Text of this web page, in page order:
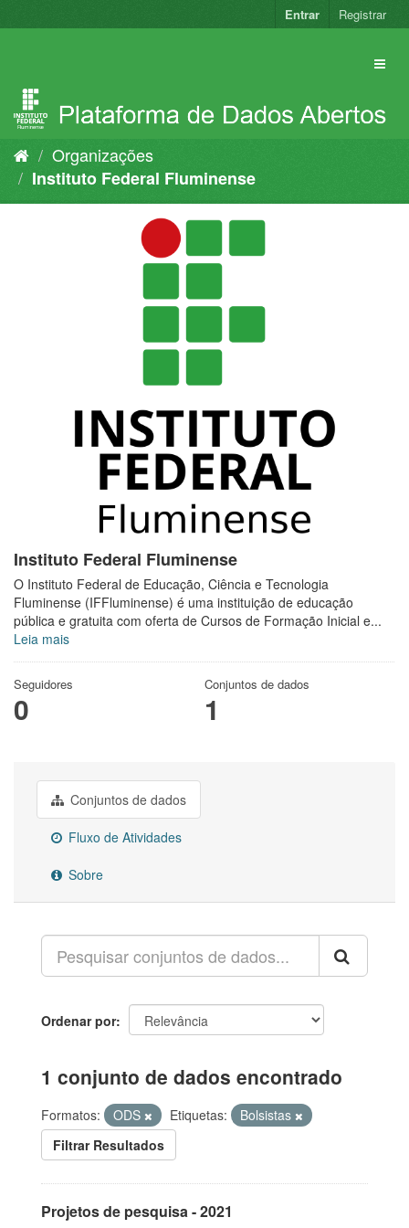
para
Entrar Registrar
Organizações
Instituto Federal Fluminense
Instituto Federal Fluminense
O Instituto Federal de Educação, Ciência e Tecnologia
Fluminense (IFFluminense) é uma instituição de educação
pública e gratuita com oferta de Cursos de Formação Inicial e...
Leia mais
Seguidores
0
Conjuntos de dados
1
Conjuntos de dados
Fluxo de Atividades
Sobre
Ordenar por
1 conjunto de dados encontrado
Formatos: ODS Etiquetas:
Bolsistas
Filtrar Resultados
Projetos de pesquisa - 2021